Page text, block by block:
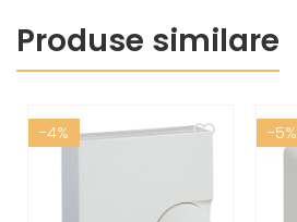
Produse similare
-4% -5%